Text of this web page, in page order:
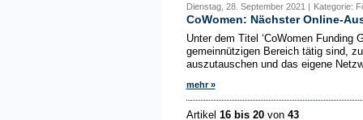
Dienstag, 28. September 2021 | Kategorie:
CoWomen: Nächster Online-
Unter dem Titel ‘CoWomen Funding
gemeinnützigen Bereich tätig sind,
auszutauschen und das eigene
mehr »
Artikel 16 bis 20von 43